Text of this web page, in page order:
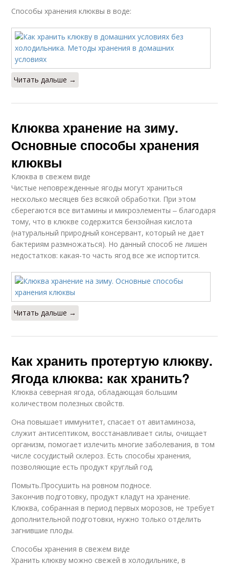
Способы хранения клюквы в воде:
Читать дальше →
Клюква хранение на зиму.
Основные способы хранения
клюквы
Клюква в свежем виде
Чистые неповрежденные ягоды могут храниться
несколько месяцев без всякой обработки. При этом
сберегаются все витамины и микроэлементы ‒ благодаря
тому, что в клюкве содержится бензойная кислота
(натуральный природный консервант, который не дает
бактериям размножаться). Но данный способ не лишен
недостатков: какая-то часть ягод все же испортится.
Читать дальше →
Как хранить протертую клюкву.
Ягода клюква: как хранить?
Клюква северная ягода, обладающая большим
количеством полезных свойств.
Она повышает иммунитет, спасает от авитаминоза,
служит антисептиком, восстанавливает силы, очищает
организм, помогает излечить многие заболевания, в том
числе сосудистый склероз. Есть способы хранения,
позволяющие есть продукт круглый год.
Помыть.Просушить на ровном подносе.
Закончив подготовку, продукт кладут на хранение.
Клюква, собранная в период первых морозов, не требует
дополнительной подготовки, нужно только отделить
загнившие плоды.
Способы хранения в свежем виде
Хранить клюкву можно свежей в холодильнике, в